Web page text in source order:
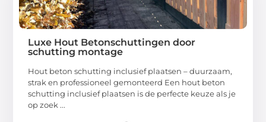
Luxe Hout Betonschuttingen door
schutting montage
Hout beton schutting inclusief plaatsen – duurzaam,
strak en professioneel gemonteerd Een hout beton
schutting inclusief plaatsen is de perfecte keuze als je
op zoek ...